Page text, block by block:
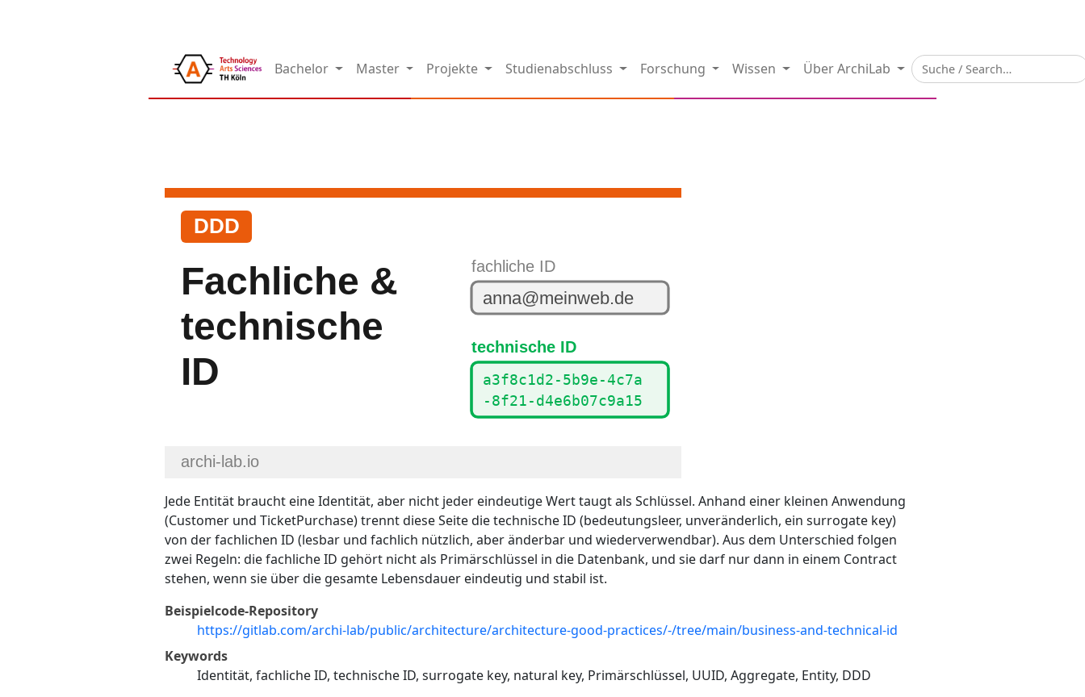
Bachelor Master Projekte Studienabschluss Forschung Wissen Über ArchiLab
Jede Entität braucht eine Identität, aber nicht jeder eindeutige Wert taugt als Schlüssel. Anhand einer kleinen Anwendung
(Customer und TicketPurchase) trennt diese Seite die technische ID (bedeutungsleer, unveränderlich, ein surrogate key)
von der fachlichen ID (lesbar und fachlich nützlich, aber änderbar und wiederverwendbar). Aus dem Unterschied folgen
zwei Regeln: die fachliche ID gehört nicht als Primärschlüssel in die Datenbank, und sie darf nur dann in einem Contract
stehen, wenn sie über die gesamte Lebensdauer eindeutig und stabil ist.
Beispielcode-Repository
https://gitlab.com/archi-lab/public/architecture/architecture-good-practices/-/tree/main/business-and-technical-id
Keywords
Identität, fachliche ID, technische ID, surrogate key, natural key, Primärschlüssel, UUID, Aggregate, Entity, DDD